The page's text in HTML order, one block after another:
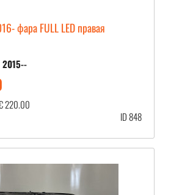
фара FULL LED правая
220.00
ID 848